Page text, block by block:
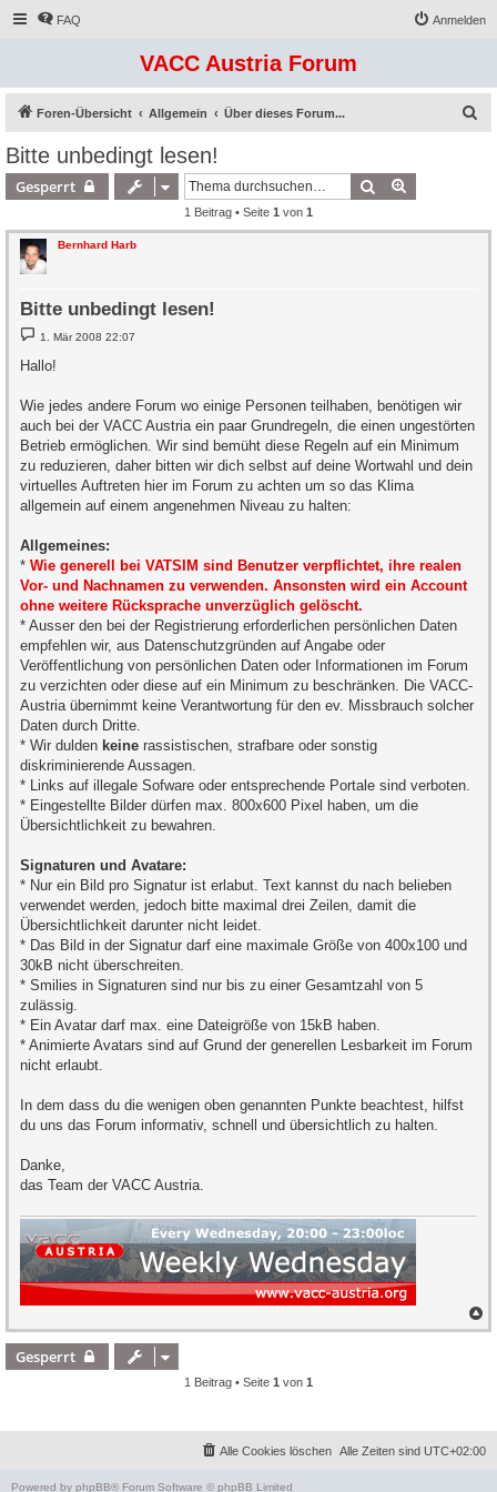
FAQ Anmelden
VACC Austria Forum
Foren-Übersicht Allgemein Über dieses Forum...
Bitte unbedingt lesen!
Gesperrt Suche
1 Beitrag • Seite 1 von 1
Bernhard Harb
Bitte unbedingt lesen!
B
e
i
t
g
1. Mär 2008 22:07
Hallo!
Wie jedes andere Forum wo einige Personen teilhaben, benötigen wir
auch bei der VACC Austria ein paar Grundregeln, die einen ungestörten
Betrieb ermöglichen. Wir sind bemüht diese Regeln auf ein Minimum
zu reduzieren, daher bitten wir dich selbst auf deine Wortwahl und dein
virtuelles Auftreten hier im Forum zu achten um so das Klima
allgemein auf einem angenehmen Niveau zu halten:
Allgemeines:
* Wie generell bei VATSIM sind Benutzer verpflichtet, ihre realen
Vor- und Nachnamen zu verwenden. Ansonsten wird ein Account
ohne weitere Rücksprache unverzüglich gelöscht.
* Ausser den bei der Registrierung erforderlichen persönlichen Daten
empfehlen wir, aus Datenschutzgründen auf Angabe oder
Veröffentlichung von persönlichen Daten oder Informationen im Forum
zu verzichten oder diese auf ein Minimum zu beschränken. Die VACC-
Austria übernimmt keine Verantwortung für den ev. Missbrauch solcher
Daten durch Dritte.
* Wir dulden keine rassistischen, strafbare oder sonstig
diskriminierende Aussagen.
* Links auf illegale Sofware oder entsprechende Portale sind verboten.
* Eingestellte Bilder dürfen max. 800x600 Pixel haben, um die
Übersichtlichkeit zu bewahren.
Signaturen und Avatare:
* Nur ein Bild pro Signatur ist erlabut. Text kannst du nach belieben
verwendet werden, jedoch bitte maximal drei Zeilen, damit die
Übersichtlichkeit darunter nicht leidet.
* Das Bild in der Signatur darf eine maximale Größe von 400x100 und
30kB nicht überschreiten.
* Smilies in Signaturen sind nur bis zu einer Gesamtzahl von 5
zulässig.
* Ein Avatar darf max. eine Dateigröße von 15kB haben.
* Animierte Avatars sind auf Grund der generellen Lesbarkeit im Forum
nicht erlaubt.
In dem dass du die wenigen oben genannten Punkte beachtest, hilfst
du uns das Forum informativ, schnell und übersichtlich zu halten.
Danke,
das Team der VACC Austria.
a
Gesperrt
1 Beitrag • Seite 1 von 1
Alle Zeiten sind UTC+02:00
Alle Cookies löschen
Powered by phpBB® Forum Software © phpBB Limited